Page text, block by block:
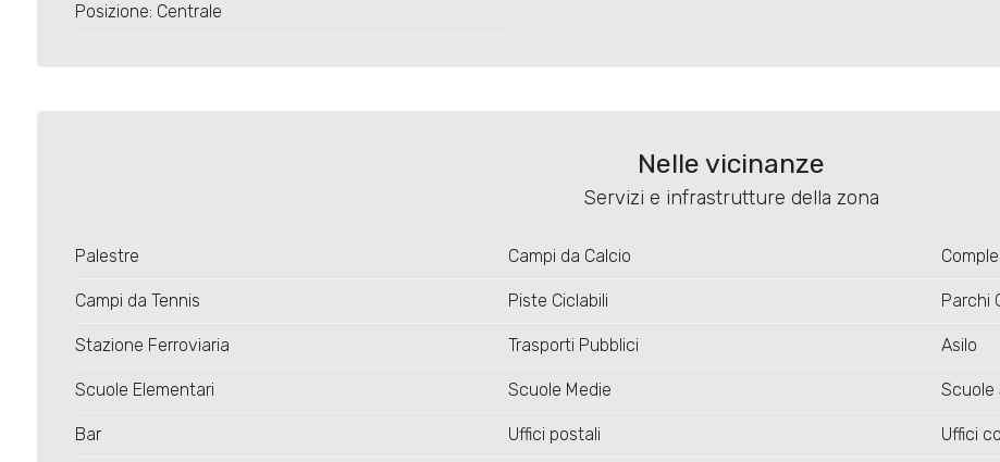
Posizione: Centrale
Nelle vicinanze
Servizi e infrastrutture della zona
Palestre Campi da Calcio
Campi da Tennis Piste Ciclabili Parchi
Stazione Ferroviaria Trasporti Pubblici Asilo
Scuole Elementari Scuole Medie Scuole
Bar Uffici postali Uffici